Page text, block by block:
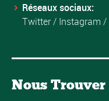
Réseaux sociaux:
Twitter/ Instagram /
Nous Trouver